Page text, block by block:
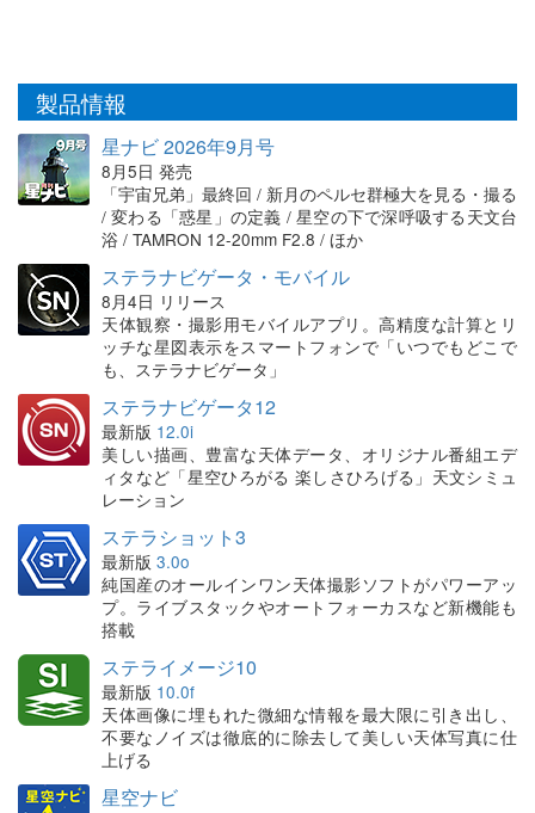
製品情報
星ナビ 2026年9月号
8月5日 発売
「宇宙兄弟」最終回 / 新月のペルセ群極大を見る・撮る
/ 変わる「惑星」の定義 / 星空の下で深呼吸する天文台
浴 / TAMRON 12-20mm F2.8 / ほか
ステラナビゲータ・モバイル
8月4日 リリース
天体観察・撮影用モバイルアプリ。高精度な計算とリ
ッチな星図表示をスマートフォンで「いつでもどこで
も、ステラナビゲータ」
ステラナビゲータ12
最新版 12.0i
美しい描画、豊富な天体データ、オリジナル番組エデ
ィタなど「星空ひろがる 楽しさひろげる」天文シミュ
レーション
ステラショット3
最新版 3.0o
純国産のオールインワン天体撮影ソフトがパワーアッ
プ。ライブスタックやオートフォーカスなど新機能も
搭載
ステライメージ10
最新版 10.0f
天体画像に埋もれた微細な情報を最大限に引き出し、
不要なノイズは徹底的に除去して美しい天体写真に仕
上げる
星空ナビ